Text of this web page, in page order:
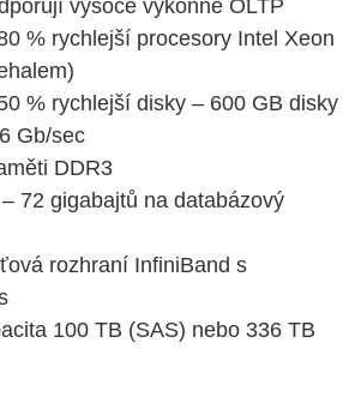
vysoce výkonné OLTP
% rychlejší procesory Intel Xeon
% rychlejší disky – 600 GB disky
Gb/sec
DDR3
72 gigabajtů na databázový
rozhraní InfiniBand s
100 TB (SAS) nebo 336 TB